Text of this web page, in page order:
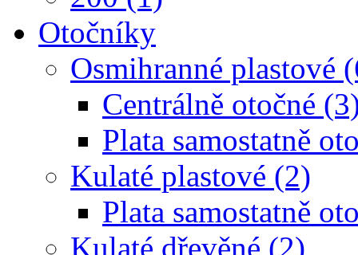
Otočníky
Osmihranné plastové
Centrálně otočné
Plata samostatně
Kulaté plastové (2)
Plata samostatně
Kulaté dřevěné (2)